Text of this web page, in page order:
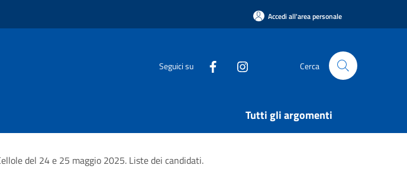
Accedi all'area personale
Seguici su Cerca
Tutti gli argomenti
del 24 e 25 maggio 2025. Liste dei candidati.